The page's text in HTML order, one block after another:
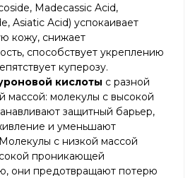
Madecassic Acid,
Asiatic Acid) успокаивает
кожу, снижает
способствует укреплению
куперозу.
кислоты с разной
массой: молекулы с высокой
защитный барьер,
и уменьшают
с низкой массой
проникающей
они предотвращают потерю